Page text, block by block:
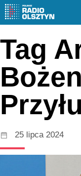
Tag
25 lipca 2024